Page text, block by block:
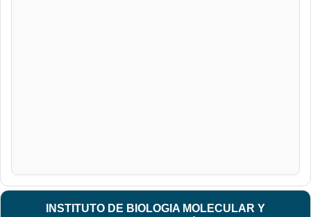
INSTITUTO DE BIOLOGIA MOLECULAR Y